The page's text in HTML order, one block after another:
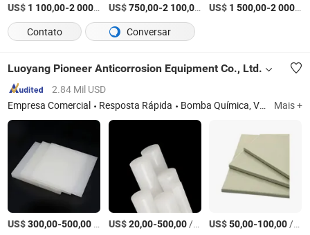
US$ 1 100,00-2 000,00 /Tonelada
US$750,00-2 100,00 /Tonelada
US$ 1 500,00-2 000,00
Contato
Conversar
Luoyang Pioneer Anticorrosion Equipment Co., Ltd.
2.84 Mil USD
Empresa Comercial
Resposta Rápida Bomba Química, Válvula de Esfera, Válvula Borboleta, Válvula de Diafragma, Válvula de Retenção, Tubo de PPH, Tubo de PVDF, Tubo Revestido de PTFE, Bomba com Acoplamento Magnético, Bomba de PVDF Mais +
US$300,00-500,00 US$20,00-500,00/Peça US$50,00-100,00/Conjunto